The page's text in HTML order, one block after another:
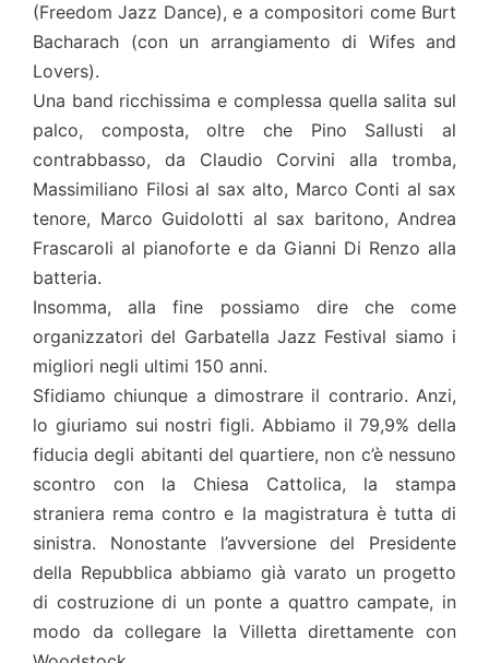
(Freedom Jazz Dance), e a compositori come Burt
Bacharach (con un arrangiamento di Wifes and
Lovers).
Una band ricchissima e complessa quella salita sul
palco, composta, oltre che Pino Sallusti al
contrabbasso, da Claudio Corvini alla tromba,
Massimiliano Filosi al sax alto, Marco Conti al sax
tenore, Marco Guidolotti al sax baritono, Andrea
Frascaroli al pianoforte e da Gianni Di Renzo alla
batteria.
Insomma, alla fine possiamo dire che come
organizzatori del Garbatella Jazz Festival siamo i
migliori negli ultimi 150 anni.
Sfidiamo chiunque a dimostrare il contrario. Anzi,
lo giuriamo sui nostri figli. Abbiamo il 79,9% della
fiducia degli abitanti del quartiere, non c’è nessuno
scontro con la Chiesa Cattolica, la stampa
straniera rema contro e la magistratura è tutta di
sinistra. Nonostante l’avversione del Presidente
della Repubblica abbiamo già varato un progetto
di costruzione di un ponte a quattro campate, in
modo da collegare la Villetta direttamente con